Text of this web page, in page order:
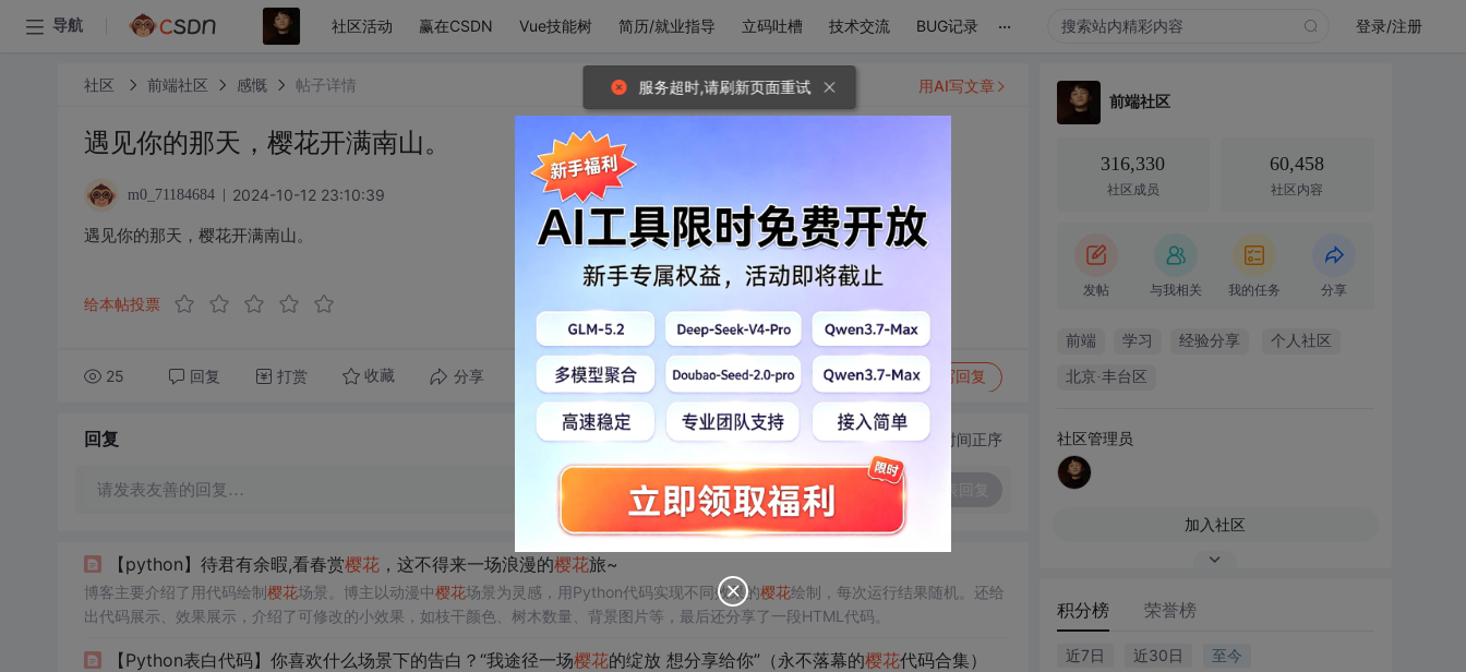
导航 社区活动 赢在CSDN Vue技能树 简历/就业指导 立码吐槽 技术交流 BUG记录 ... 登录/注册
社区 前端社区 感慨 帖子详情
遇见你的那天，樱花开满南山。
m0_71184684 2024-10-12 23:10:39
遇见你的那天，樱花开满南山。
给本帖投票
25 回复 打赏 收藏 分享 转发到动态 举报 写回复
用AI写文章
回复 切换为时间正序
请发表友善的回复…
【python】待君有余暇,看春赏樱花，这不得来一场浪漫的樱花旅~
博客主要介绍了用代码绘制樱花场景。博主以动漫中樱花场景为灵感，用Python代码实现不同效果的樱花绘制，每次运行结果随机。还给
出代码展示、效果展示，介绍了可修改的小效果，如枝干颜色、树木数量、背景图片等，最后还分享了一段HTML代码。
【Python表白代码】你喜欢什么场景下的告白？“我途径一场樱花的绽放 想分享给你”（永不落幕的樱花代码合集）
前端社区
316,330
社区成员
60,458
社区内容
发帖 与我相关 我的任务 分享
前端 学习 经验分享 个人社区
北京·丰台区
社区管理员
加入社区
积分榜 荣誉榜
近7日 近30日 至今
服务超时,请刷新页面重试